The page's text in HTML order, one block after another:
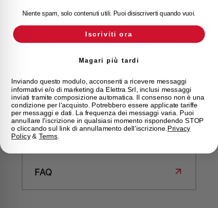
semplici passi. Scopri come possiamo aiutarti.
Mappa
Domande
frequenti
Consulta le nostre domande frequenti per trovare
risposte immediate su prodotti, servizi e procedure. Ti
offriamo il supporto che stavi cercando.
FAQ
Niente spam, solo contenuti utili. Puoi disiscriverti quando vuoi.
Iscriviti ora
Magari più tardi
Inviando questo modulo, acconsenti a ricevere messaggi
informativi e/o di marketing da Elettra Srl, inclusi messaggi
inviati tramite composizione automatica. Il consenso non è una
condizione per l'acquisto. Potrebbero essere applicate tariffe
per messaggi e dati. La frequenza dei messaggi varia. Puoi
annullare l'iscrizione in qualsiasi momento rispondendo STOP
o cliccando sul link di annullamento dell'iscrizione. Privacy
Policy& Terms